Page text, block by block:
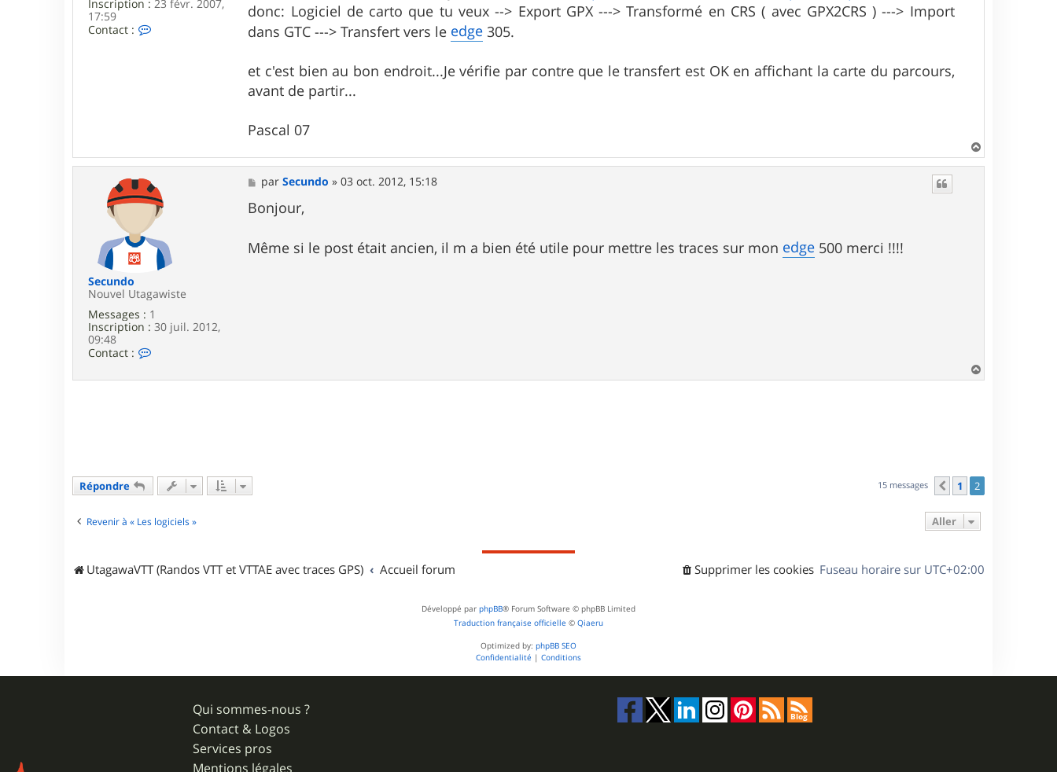
Inscription : 23 févr. 2007,
17:59
Contact :
s
a
l
0
donc: Logiciel de carto que tu veux --> Export GPX ---> Transformé en CRS ( avec GPX2CRS ) ---> Import
dans GTC ---> Transfert vers le edge 305.
et c'est bien au bon endroit...Je vérifie par contre que le transfert est OK en affichant la carte du parcours,
avant de partir...
Pascal 07
a
Secundo
Nouvel Utagawiste
Messages : 1
Inscription : 30 juil. 2012,
09:48
Contact :
e
n
d
M
e
s
s
g
e
parSecundo »03 oct. 2012, 15:18
Bonjour,
Même si le post était ancien, il m a bien été utile pour mettre les traces sur mon edge 500 merci !!!!
a
Répondre 15 messages Précédent
1 2
Revenir à « Les logiciels » Aller
UtagawaVTT (Randos VTT et VTTAE avec traces GPS) Accueil forum Fuseau horaire sur UTC+02:00
Supprimer les cookies
Développé par phpBB® Forum Software © phpBB Limited
Traduction française officielle © Qiaeru
Optimized by: phpBB SEO
Confidentialité | Conditions
Qui sommes-nous ?
Contact & Logos
Services pros
Mentions légales